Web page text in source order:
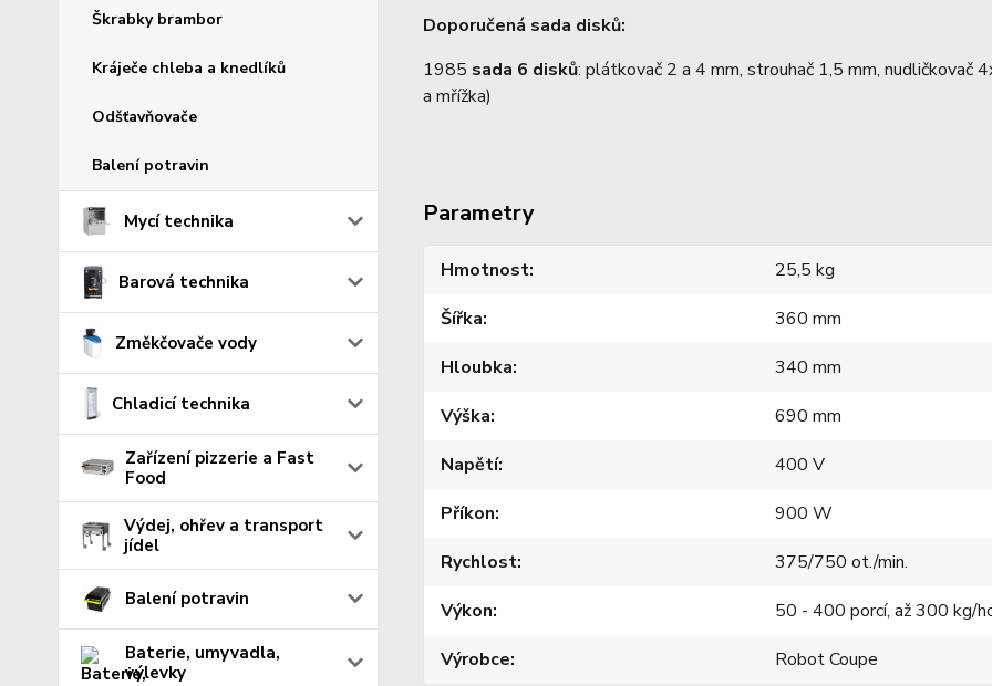
Škrabky brambor
Kráječe chleba a knedlíků
Odšťavňovače
Balení potravin
Mycí technika
Barová technika
Změkčovače vody
Chladicí technika
Zařízení pizzerie a Fast
Food
Výdej, ohřev a transport
jídel
Balení potravin
Baterie, umyvadla,
výlevky
Doporučená sada disků:
1985 sada 6 disků: plátkovač 2 a 4 mm, strouhač 1,5 mm,
a mřížka)
Parametry
Hmotnost
25,5 kg
Šířka
360 mm
Hloubka
340 mm
Výška
690 mm
Napětí
400 V
Příkon
900 W
Rychlost
375/750 ot./min.
Výkon
50 - 400 porcí, až 300 kg/
Výrobce
Robot Coupe